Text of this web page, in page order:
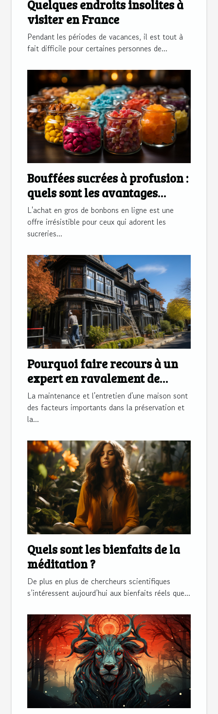
Quelques endroits insolites à
visiter en France
Pendant les périodes de vacances, il est tout à
fait difficile pour certaines personnes de...
Bouffées sucrées à profusion :
quels sont les avantages
qu’offre l’achat en gros de
bonbons en ligne ?
L'achat en gros de bonbons en ligne est une
offre irrésistible pour ceux qui adorent les
sucreries...
Pourquoi faire recours à un
expert en ravalement de
façade?
La maintenance et l'entretien d'une maison sont
des facteurs importants dans la préservation et
la...
Quels sont les bienfaits de la
méditation ?
De plus en plus de chercheurs scientifiques
s’intéressent aujourd’hui aux bienfaits réels que...